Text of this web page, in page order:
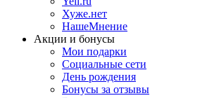
Хуже.нет
НашеМнение
Акции и бонусы
Мои подарки
Социальные сети
День рождения
Бонусы за отзывы